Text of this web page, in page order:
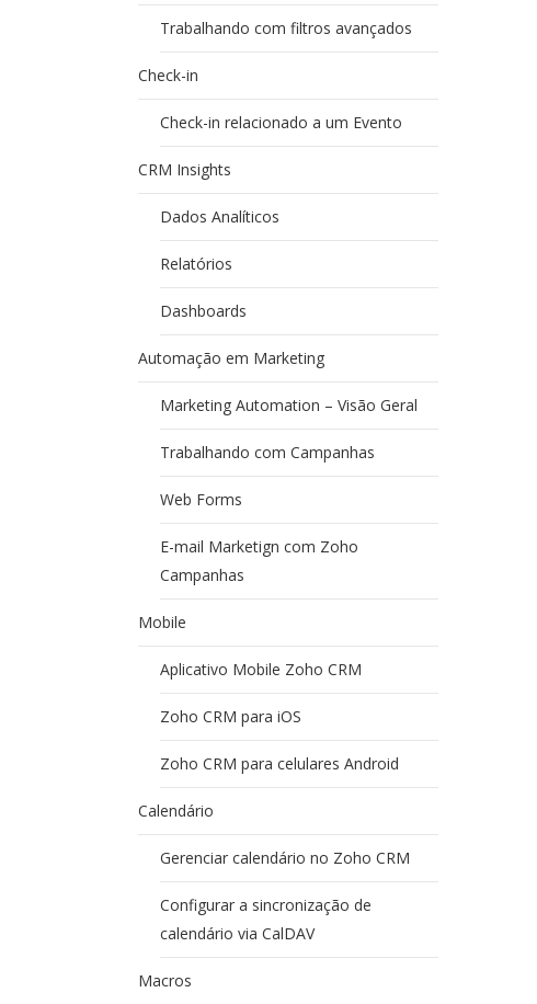
Trabalhando com filtros avançados
Check-in
Check-in relacionado a um Evento
CRM Insights
Dados Analíticos
Relatórios
Dashboards
Automação em Marketing
Marketing Automation – Visão Geral
Trabalhando com Campanhas
Web Forms
E-mail Marketign com Zoho
Campanhas
Mobile
Aplicativo Mobile Zoho CRM
Zoho CRM para iOS
Zoho CRM para celulares Android
Calendário
Gerenciar calendário no Zoho CRM
Configurar a sincronização de
calendário via CalDAV
Macros